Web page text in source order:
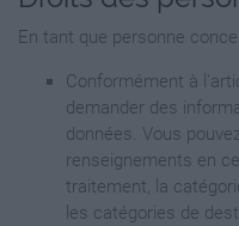
En tant que personne
Conformément à
demander des
données. Vous
renseignements en
traitement, la
les catégories de